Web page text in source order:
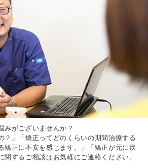
みがございませんか？
？」「矯正ってどのくらいの期間治療する
矯正に不安を感じます。」「矯正が元に戻
するご相談はお気軽にご連絡ください。